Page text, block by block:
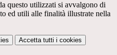
questo utilizzati si avvalgono di
ed utili alle finalità illustrate nella
Accetta tutti i cookies